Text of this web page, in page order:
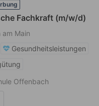
Fachkraft (m/w/d)
Main
Gesundheitsleistungen
Offenbach